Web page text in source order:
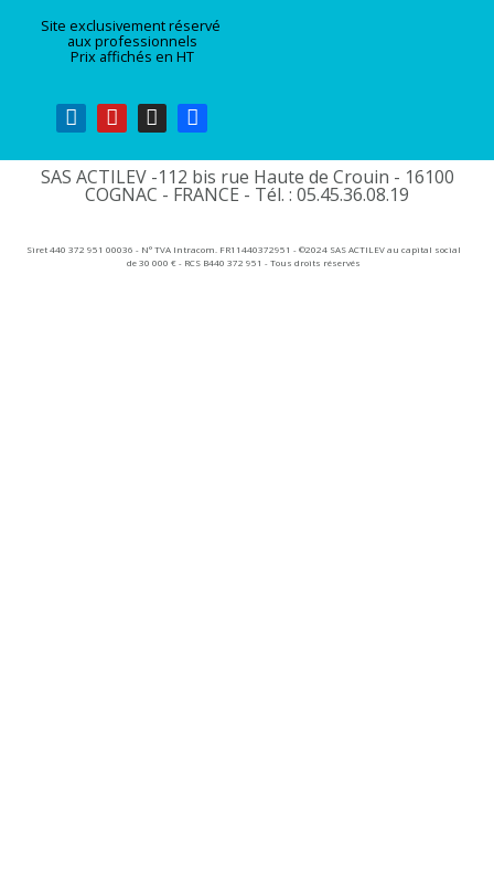
Site exclusivement réservé
aux professionnels
Prix affichés en HT
SAS ACTILEV -112 bis rue Haute de Crouin - 16100
COGNAC - FRANCE - Tél. : 05.45.36.08.19​
Siret 440 372 951 00036 - N° TVA Intracom. FR11440372951 - ©2024 SAS ACTILEV au capital social
de 30 000 € - RCS B440 372 951 - Tous droits réservés​​